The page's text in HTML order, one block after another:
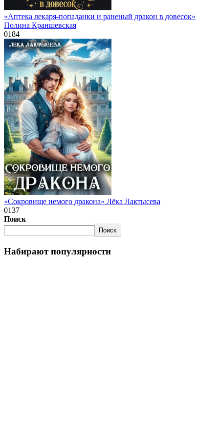
«Аптека лекаря-попаданки и раненый дракон в довесок»
Полина Краншевская
0184
«Сокровище немого дракона» Лёка Лактысева
0137
Поиск
Поиск
Набирают популярности